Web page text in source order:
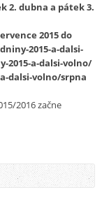
2. dubna a pátek 3.
2015 do
2015-a-dalsi-
a-dalsi-volno/
dalsi-volno/srpna
2016 začne